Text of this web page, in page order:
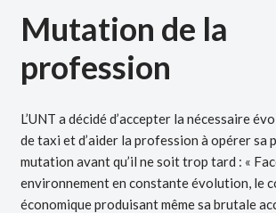
Mutation de la
profession
L’UNT a décidé d’accepter la nécessaire
de taxi et d’aider la profession à opérer sa
mutation avant qu’il ne soit trop tard : «
environnement en constante évolution, le
économique produisant même sa brutale